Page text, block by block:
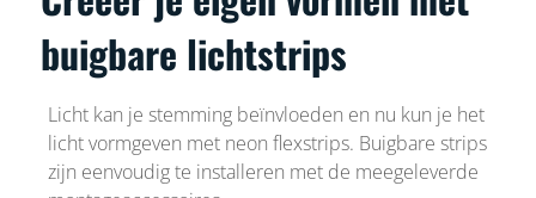
buigbare lichtstrips
Licht kan je stemming beïnvloeden en nu kun je het
licht vormgeven met neon flexstrips. Buigbare strips
zijn eenvoudig te installeren met de meegeleverde